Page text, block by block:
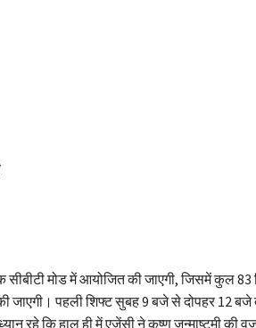
सीबीटी मोड में आयोजित की जाएगी, जिसमें कुल 83
की जाएगी। पहली शिफ्ट सुबह 9 बजे से दोपहर 12
रहे कि हाल ही में एजेंसी ने कृष्ण जन्माष्टमी की